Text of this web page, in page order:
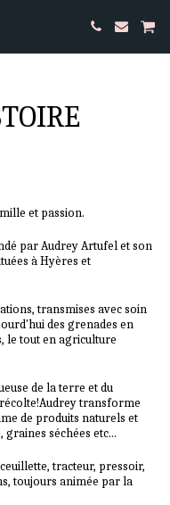
et passion.
par Audrey Artufel et son
à Hyères et
transmises avec soin
des grenades en
le tout en agriculture
de la terre et du
transforme
de produits naturels et
séchées etc...
tracteur, pressoir,
toujours animée par la